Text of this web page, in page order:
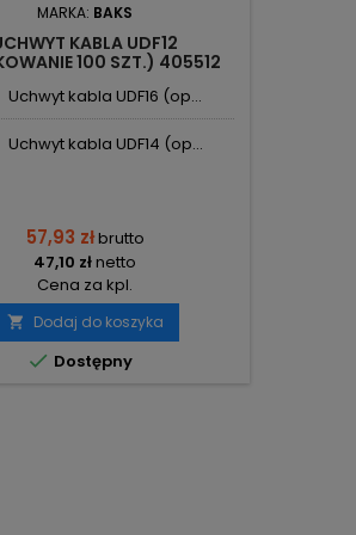
MARKA: BAKS
KABLA UDF12
100 SZT.) 405512
Uchwyt kabla UDF16 (op...
Uchwyt kabla UDF14 (op...
57,93 złbrutto
47,10 złnetto
Cena za kpl.
 Dodaj do koszyka
 Dostępny